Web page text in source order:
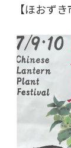
【ほおず